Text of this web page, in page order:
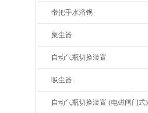
带把手水浴锅
集尘器
自动气瓶切换装置
吸尘器
自动气瓶切换装置 (电磁阀门式)